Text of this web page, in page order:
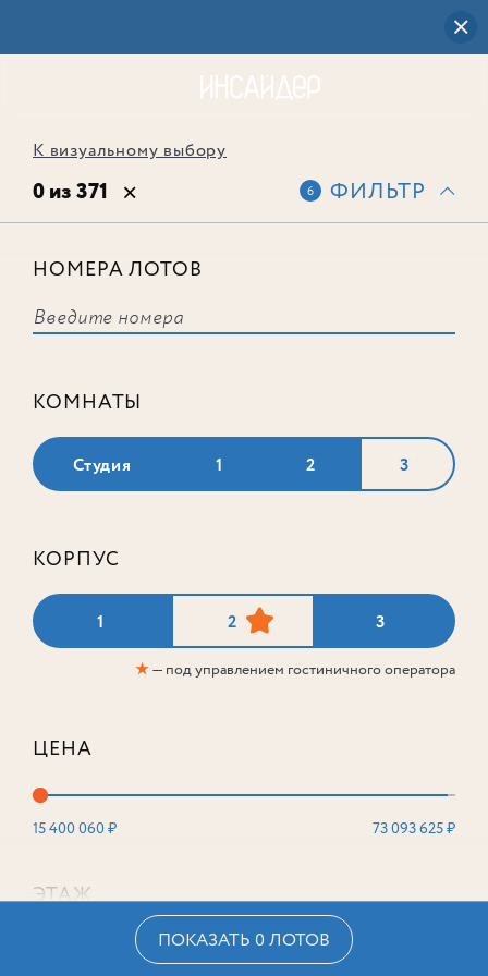
К визуальному выбору
0 из 371 6 ФИЛЬТР
НОМЕРА ЛОТОВ
КОМНАТЫ
Студия 1 2 3
КОРПУС
1 2 3
★— под управлением гостиничного оператора
ЦЕНА
15 400 060 ₽ 73 093 625 ₽
ЭТАЖ
ПОКАЗАТЬ 0 ЛОТОВ
соответствует ни одного лота